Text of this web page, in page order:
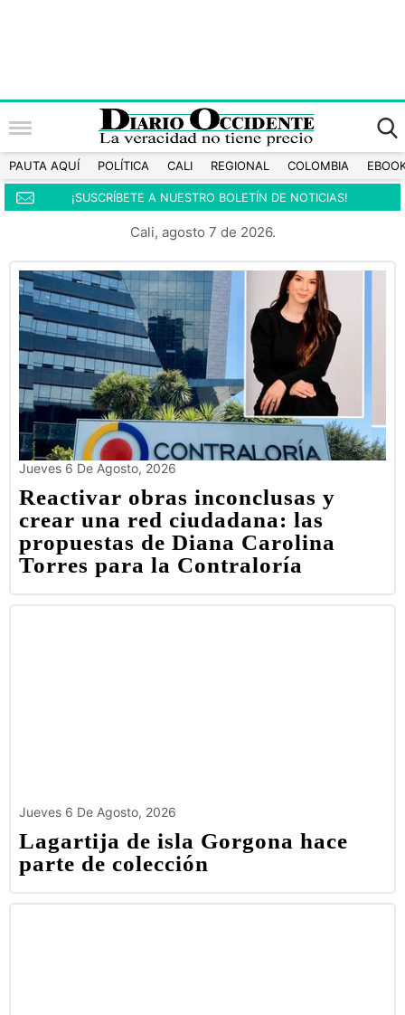
PAUTA AQUÍ POLÍTICA CALI REGIONAL COLOMBIA
¡SUSCRÍBETE A NUESTRO BOLETÍN DE NOTICIAS!
Cali, agosto 7 de 2026.
Jueves 6 De Agosto, 2026
Reactivar obras inconclusas y
crear una red ciudadana: las
propuestas de Diana Carolina
Torres para la Contraloría
Jueves 6 De Agosto, 2026
Lagartija de isla Gorgona hace
parte de colección